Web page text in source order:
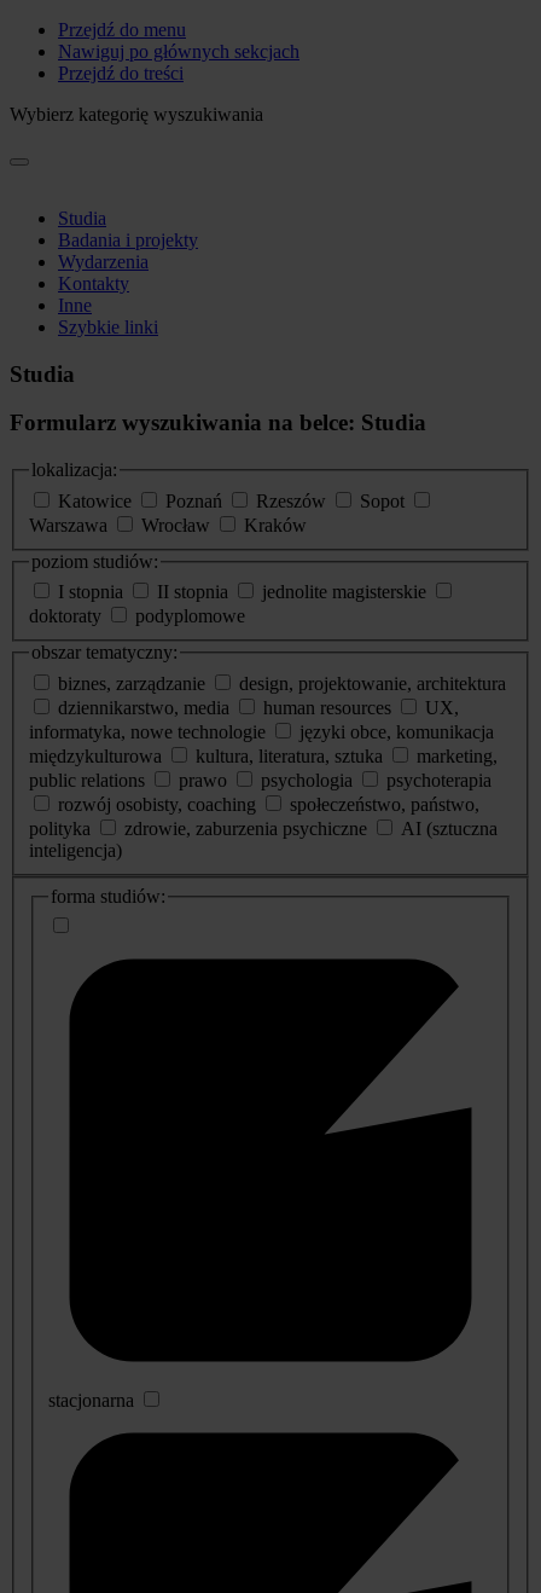
Przejdź do menu
Nawiguj po głównych sekcjach
Przejdź do treści
Wybierz kategorię wyszukiwania
Studia
Badania i projekty
Wydarzenia
Kontakty
Inne
Szybkie linki
Studia
Formularz wyszukiwania na belce: Studia
lokalizacja:
Katowice
Poznań Rzeszów
Sopot
Warszawa
Wrocław
Kraków
poziom studiów:
I stopnia
II stopnia
jednolite magisterskie
doktoraty
podyplomowe
obszar tematyczny:
biznes, zarządzanie
design, projektowanie, architektura
dziennikarstwo, media
human resources
UX,
informatyka, nowe technologie
języki obce, komunikacja
międzykulturowa
kultura, literatura, sztuka
marketing,
public relations
prawo psychologia
psychoterapia
rozwój osobisty, coaching
społeczeństwo, państwo,
polityka
zdrowie, zaburzenia psychiczne
AI (sztuczna
inteligencja)
dodatkowe
informacje
forma studiów:
stacjonarna